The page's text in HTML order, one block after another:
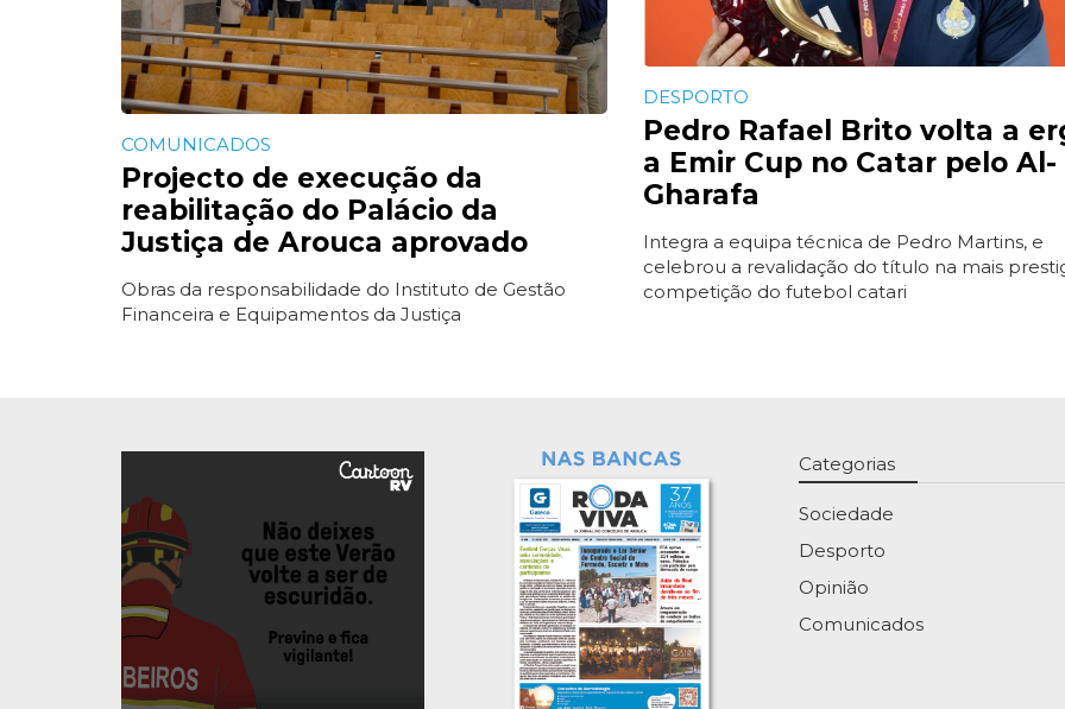
COMUNICADOS
Projecto de execução da
reabilitação do Palácio da
Justiça de Arouca aprovado
Obras da responsabilidade do Instituto de Gestão
Financeira e Equipamentos da Justiça
DESPORTO
Pedro Rafael Brito volta a
a Emir Cup no Catar pelo Al-
Gharafa
Integra a equipa técnica de Pedro Martins, e
celebrou a revalidação do título na mais
competição do futebol catari
Categorias
Sociedade
Desporto
Opinião
Comunicados